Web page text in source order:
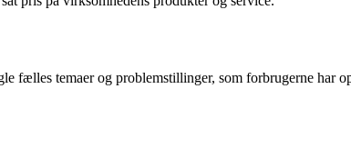
fælles temaer og problemstillinger, som forbrugerne har